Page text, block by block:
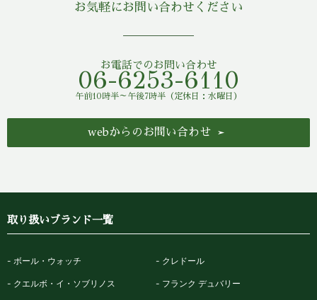
お気軽にお問い合わせください
お電話でのお問い合わせ
06-6253-6110
午前10時半～午後7時半（定休日：水曜日）
webからのお問い合わせ
取り扱いブランド一覧
ボール・ウォッチ クレドール
クエルボ・イ・ソブリノス フランク デュバリー